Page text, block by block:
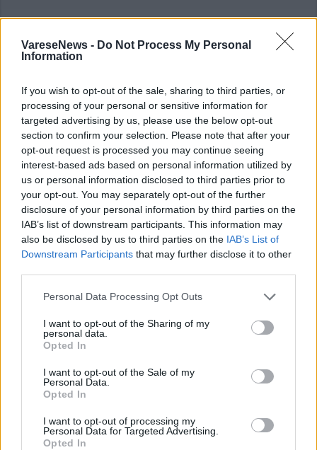
VareseNews - Do Not Process My Personal
Information
If you wish to opt-out of the sale, sharing to third parties, or
processing of your personal or sensitive information for
targeted advertising by us, please use the below opt-out
section to confirm your selection. Please note that after your
opt-out request is processed you may continue seeing
interest-based ads based on personal information utilized by
us or personal information disclosed to third parties prior to
your opt-out. You may separately opt-out of the further
disclosure of your personal information by third parties on the
IAB’s list of downstream participants. This information may
also be disclosed by us to third parties on the IAB’s List of
Downstream Participants that may further disclose it to other
Personal Data Processing Opt Outs
I want to opt-out of the Sharing of my
personal data.
Opted In
I want to opt-out of the Sale of my
Personal Data.
Opted In
I want to opt-out of processing my
Personal Data for Targeted Advertising.
Opted In
Commenti
Accedioregistratiper commentare questo
articolo.
L'email è richiesta ma non verrà mostrata ai visitatori. Il contenuto di questo
di VareseNews.it, che rimane autonoma e indipendente. I messaggi inclusi nei
possono essere automaticamente pubblicati senza filtro preventivo. I commenti
che includano uno o più link a siti esterni verranno rimossi in automatico dal